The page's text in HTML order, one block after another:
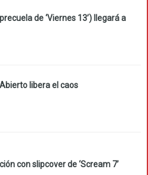
de ‘Viernes 13’) llegará a
libera el caos
con slipcover de ‘Scream 7’